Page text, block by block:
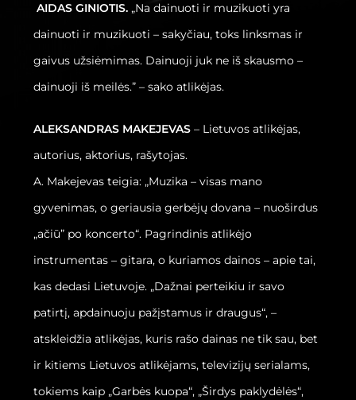
AIDAS GINIOTIS. „Na dainuoti ir muzikuoti yra
dainuoti ir muzikuoti – sakyčiau, toks linksmas ir
gaivus užsiėmimas. Dainuoji juk ne iš skausmo –
dainuoji iš meilės.” – sako atlikėjas.
ALEKSANDRAS MAKEJEVAS – Lietuvos atlikėjas,
autorius, aktorius, rašytojas.
A. Makejevas teigia: „Muzika – visas mano
gyvenimas, o geriausia gerbėjų dovana – nuoširdus
„ačiū” po koncerto“. Pagrindinis atlikėjo
instrumentas – gitara, o kuriamos dainos – apie tai,
kas dedasi Lietuvoje. „Dažnai perteikiu ir savo
patirtį, apdainuoju pažįstamus ir draugus“, –
atskleidžia atlikėjas, kuris rašo dainas ne tik sau, bet
ir kitiems Lietuvos atlikėjams, televizijų serialams,
tokiems kaip „Garbės kuopa“, „Širdys paklydėlės“,